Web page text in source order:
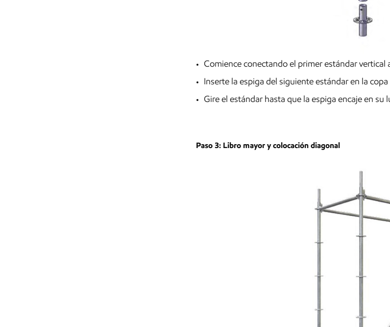
Comience conectando el primer estándar vertical
Inserte la espiga del siguiente estándar en la
Gire el estándar hasta que la espiga encaje en su
Paso 3: Libro mayor y colocación diagonal